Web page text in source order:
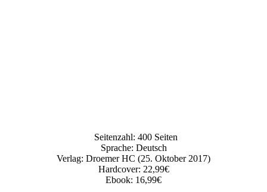
Seitenzahl: 400 Seiten
Sprache: Deutsch
Verlag: Droemer HC (25. Oktober 2017)
Hardcover: 22,99€
Ebook: 16,99€